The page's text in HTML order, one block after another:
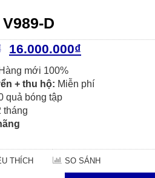
D
16.000.000₫
mới 100%
+ thu hộ: Miễn phí
quả bóng tập
tháng
THÍCH SO SÁNH